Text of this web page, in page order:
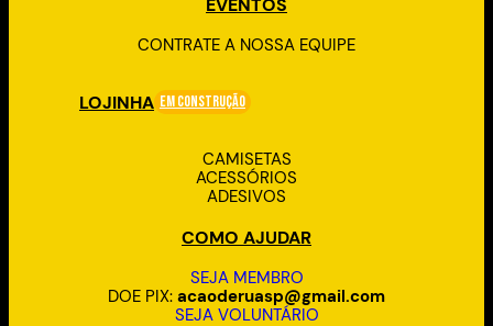
EVENTOS
CONTRATE A NOSSA EQUIPE
LOJINHA Em Construção
CAMISETAS
ACESSÓRIOS
ADESIVOS
COMO AJUDAR
SEJA MEMBRO
DOE PIX: acaoderuasp@gmail.com
SEJA VOLUNTÁRIO